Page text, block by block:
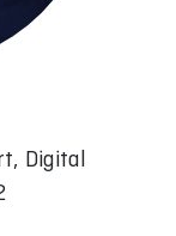
Digital